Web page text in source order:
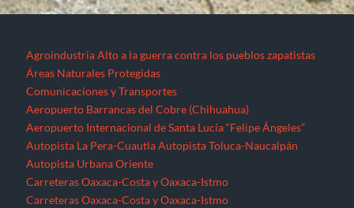
Agroindustria Alto a la guerra contra los pueblos zapatistas
Áreas Naturales Protegidas
Comunicaciones y Transportes
Aeropuerto Barrancas del Cobre (Chihuahua)
Aeropuerto Internacional de Santa Lucía “Felipe Ángeles”
Autopista La Pera-Cuautla Autopista Toluca-Naucalpán
Autopista Urbana Oriente
Carreteras Oaxaca-Costa y Oaxaca-Istmo
Carreteras Oaxaca-Costa y Oaxaca-Istmo